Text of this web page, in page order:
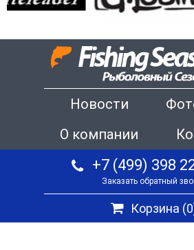
Новости
О компании
+7 (499) 398
Заказать обратный
Корзина (0